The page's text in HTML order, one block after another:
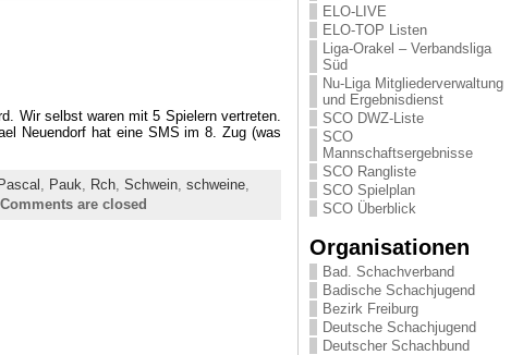
Wir selbst waren mit 5 Spielern vertreten.
Neuendorf hat eine SMS im 8. Zug (was
Pascal , Pauk, Rch, Schwein, schweine,
Comments are closed
ELO-LIVE
ELO-TOP Listen
Liga-Orakel – Verbandsliga
Süd
Nu-Liga Mitgliederverwaltung
und Ergebnisdienst
SCO DWZ-Liste
SCO
Mannschaftsergebnisse
SCO Rangliste
SCO Spielplan
SCO Überblick
Organisationen
Bad. Schachverband
Badische Schachjugend
Bezirk Freiburg
Deutsche Schachjugend
Deutscher Schachbund